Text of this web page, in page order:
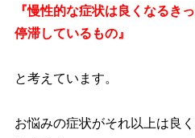
『慢性的な症状は良くなるき
停滞しているもの』
と考えています。
お悩みの症状がそれ以上は良